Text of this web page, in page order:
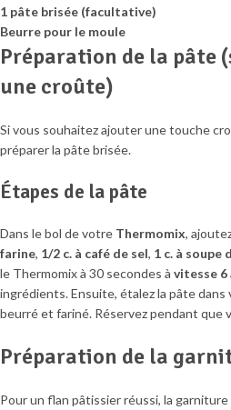
1 pâte brisée (facultative)
Beurre pour le moule
Préparation de la pâte
une croûte)
Si vous souhaitez ajouter une touche
préparer la pâte brisée.
Étapes de la pâte
Dans le bol de votre Thermomix,
farine, 1/2 c. à café de sel, 1 c. à soupe
le Thermomix à 30 secondes à vitesse 6
ingrédients. Ensuite, étalez la pâte
beurré et fariné. Réservez pendant que
Préparation de la
Pour un flan pâtissier réussi, la